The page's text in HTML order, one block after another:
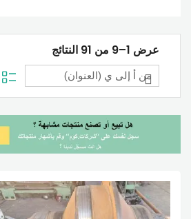
عرض 1–9 من 91 النتائج